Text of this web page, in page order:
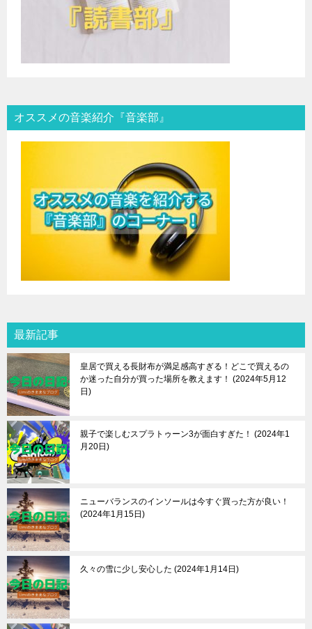
オススメの音楽紹介『音楽部』
最新記事
皇居で買える長財布が満足感高すぎる！どこで買えるの
か迷った自分が買った場所を教えます！
2024年5月12
日
親子で楽しむスプラトゥーン3が面白すぎた！
2024年1
月20日
ニューバランスのインソールは今すぐ買った方が良い！
2024年1月15日
久々の雪に少し安心した 2024年1月14日